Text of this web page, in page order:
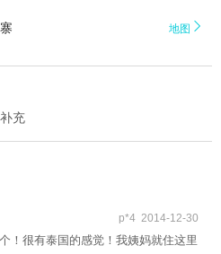
地图 
充
p*4 2014-12-30
！很有泰国的感觉！我姨妈就住这里